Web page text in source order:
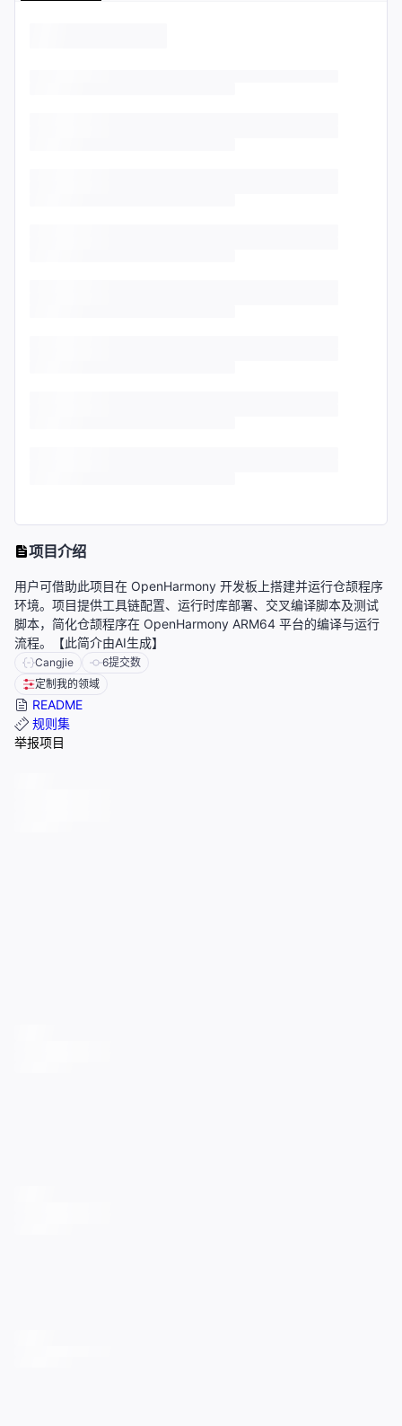
项目介绍
用户可借助此项目在 OpenHarmony 开发板上搭建并运行仓颉程序
环境。项目提供工具链配置、运行时库部署、交叉编译脚本及测试
脚本，简化仓颉程序在 OpenHarmony ARM64 平台的编译与运行
流程。【此简介由AI生成】
Cangjie 6提交数
定制我的领域
README
规则集
举报项目